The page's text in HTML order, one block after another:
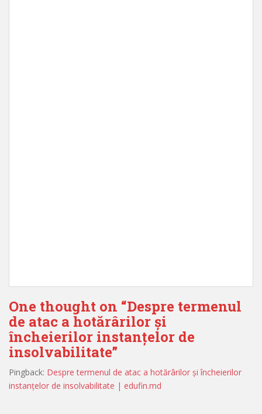
One thought on “Despre termenul
de atac a hotărârilor și
încheierilor instanțelor de
insolvabilitate”
Pingback: Despre termenul de atac a hotărârilor și încheierilor
instanțelor de insolvabilitate | edufin.md